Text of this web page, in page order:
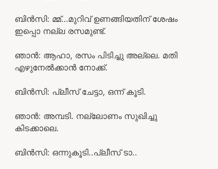
ബിൻസി: മ്മ്…മുറിവ് ഉണങ്ങിയതിന് ശേഷം
ഇപ്പൊ നല്ല രസമുണ്ട്.
ഞാൻ: ആഹാ, രസം പിടിച്ചു അല്ലെ. മതി
എഴുനേൽക്കാൻ നോക്ക്.
ബിൻസി: പ്ലീസ് ചേട്ടാ, ഒന്ന് കൂടി.
ഞാൻ: അമ്പടി. നല്ലോണം സുഖിച്ചു
കിടക്കാലെ.
ബിൻസി: ഒന്നുകൂടി..പ്ലീസ് ടാ..